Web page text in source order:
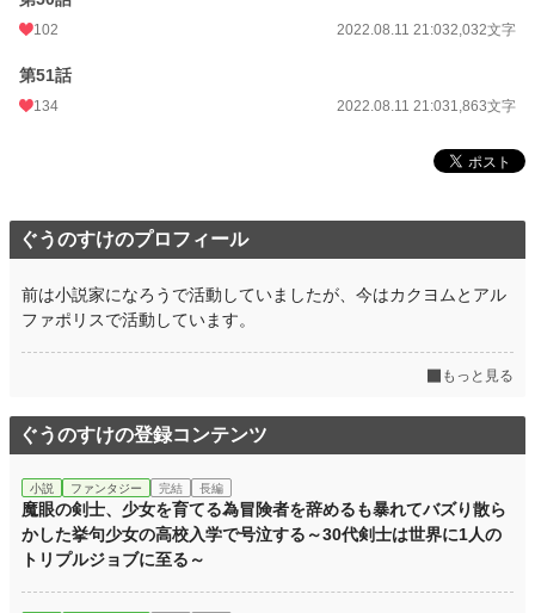
102 2022.08.11 21:032,032文字
第51話
134 2022.08.11 21:031,863文字
ぐうのすけのプロフィール
前は小説家になろうで活動していましたが、今はカクヨムとアル
ファポリスで活動しています。
もっと見る
ぐうのすけの登録コンテンツ
小説 ファンタジー 完結 長編
魔眼の剣士、少女を育てる為冒険者を辞めるも暴れてバズり散ら
かした挙句少女の高校入学で号泣する～30代剣士は世界に1人の
トリプルジョブに至る～